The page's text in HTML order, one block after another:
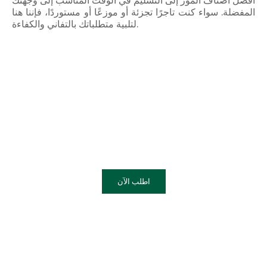
المفضلة. سواء كنت تاجرًا تجزئة أو موزعًا أو مستوردًا، فإننا هنا
لتلبية متطلباتك بالتفاني والكفاءة.
اطلب الآن